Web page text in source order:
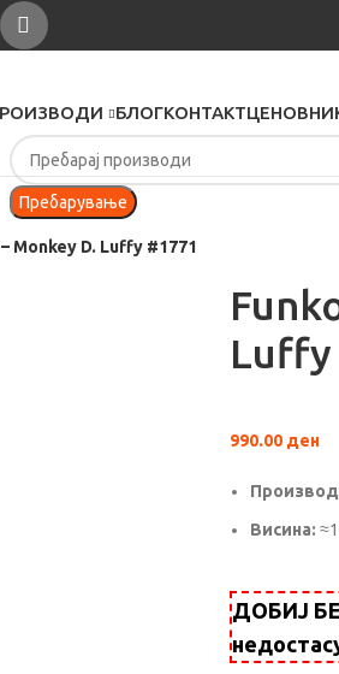
БЛОГКОНТАКТ
Пребарување
Monkey D. Luffy #1771
Luffy
990.00 ден
Висина:
ДОБИЈ